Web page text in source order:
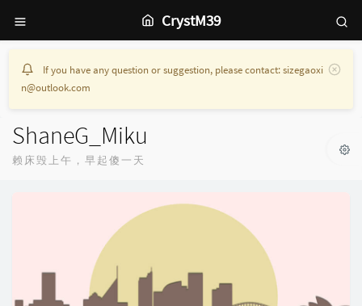
CrystM39
If you have any question or suggestion, please contact: sizegaoxi
n@outlook.com
ShaneG_Miku
赖床毁上午，早起傻一天